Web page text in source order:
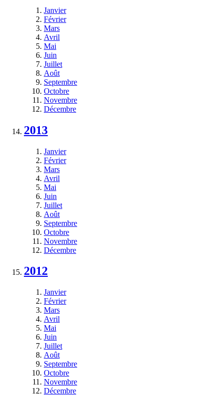
Janvier
Février
Mars
Avril
Mai
Juin
Juillet
Août
Septembre
Octobre
Novembre
Décembre
2013
Janvier
Février
Mars
Avril
Mai
Juin
Juillet
Août
Septembre
Octobre
Novembre
Décembre
2012
Janvier
Février
Mars
Avril
Mai
Juin
Juillet
Août
Septembre
Octobre
Novembre
Décembre